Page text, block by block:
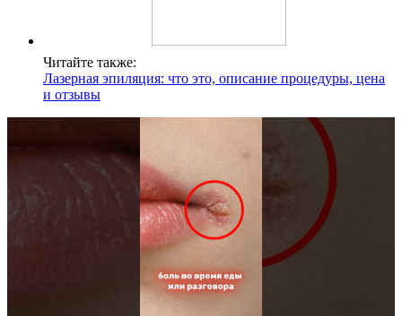
Читайте также:
Лазерная эпиляция: что это, описание процедуры, цена
и отзывы